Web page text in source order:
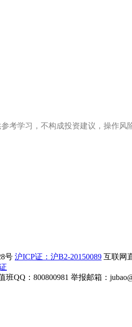
考学习，不构成投资建议，操作风
号 沪ICP证：沪B2-20150089 互联网
班QQ：800800981 举报邮箱：